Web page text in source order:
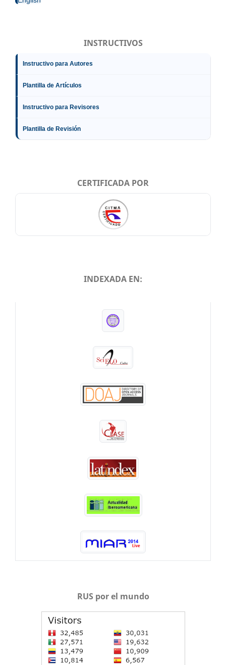
INSTRUCTIVOS
Instructivo para Autores
Plantilla de Artículos
Instructivo para Revisores
Plantilla de Revisión
CERTIFICADA POR
INDEXADA EN:
RUS por el mundo